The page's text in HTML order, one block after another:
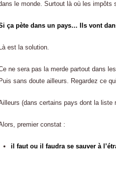
le monde. Surtout là où les impôts
ça pète dans un pays… Ils vont
Là est la solution.
ne sera pas la merde partout dans
Puis sans doute ailleurs. Regardez ce
(dans certains pays dont la liste
premier constat :
il faut ou il faudra se sauver à